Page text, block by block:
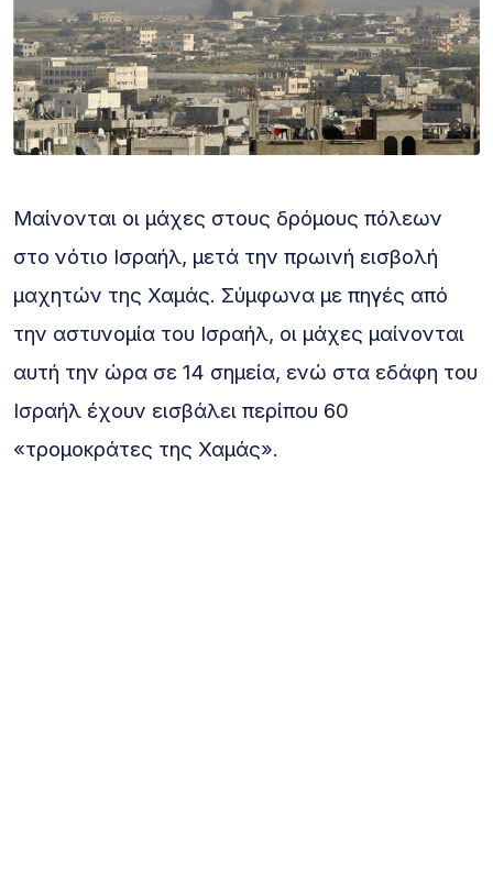
Μαίνονται οι μάχες στους δρόμους πόλεων
στο νότιο Ισραήλ, μετά την πρωινή εισβολή
μαχητών της Χαμάς. Σύμφωνα με πηγές από
την αστυνομία του Ισραήλ, οι μάχες μαίνονται
αυτή την ώρα σε 14 σημεία, ενώ στα εδάφη του
Ισραήλ έχουν εισβάλει περίπου 60
«τρομοκράτες της Χαμάς».